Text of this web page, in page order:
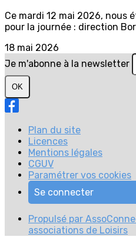
Ce mardi 12 mai 2026, nous
pour la journée : direction
18 mai 2026
Je m'abonne à la newsletter
OK
Plan du site
Licences
Mentions légales
CGUV
Paramétrer vos cookies
Se connecter
Propulsé par
associations de Loisirs